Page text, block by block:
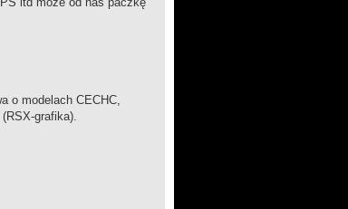
o modelach CECHC,
grafika).